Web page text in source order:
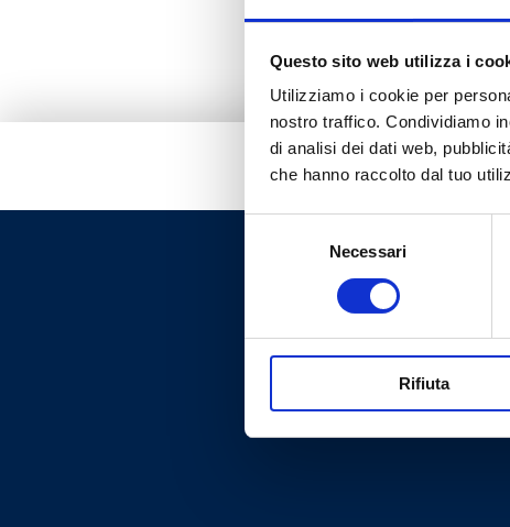
Questo sito web utilizza i
Utilizziamo i cookie per
nostro traffico. Condividiamo
di analisi dei dati web,
che hanno raccolto dal tuo
Necessari
Rifiuta